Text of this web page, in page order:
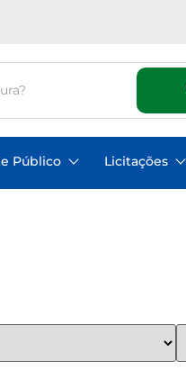
Público Licitações